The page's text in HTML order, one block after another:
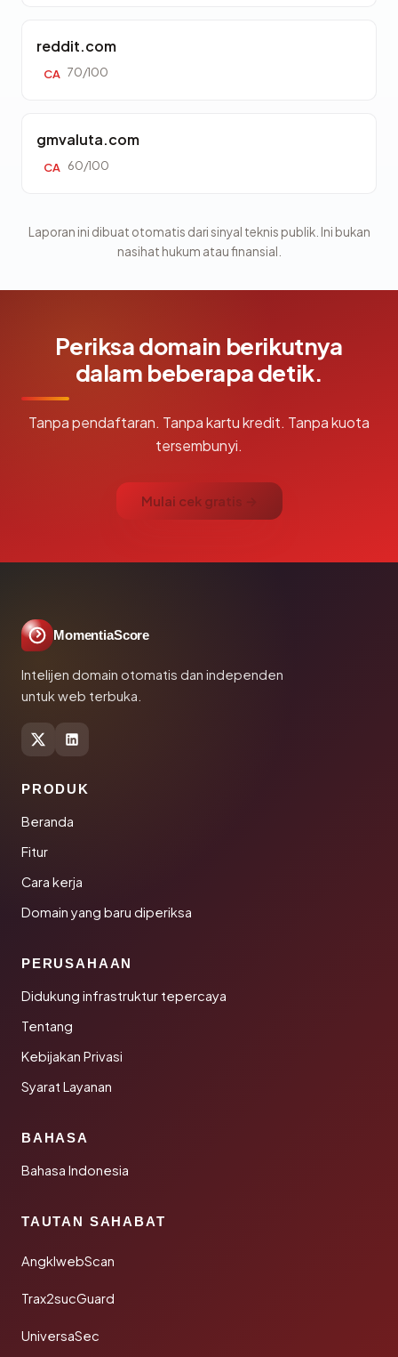
reddit.com
CA 70/100
gmvaluta.com
CA 60/100
Laporan ini dibuat otomatis dari sinyal teknis publik. Ini bukan
nasihat hukum atau finansial.
Periksa domain berikutnya
dalam beberapa detik.
Tanpa pendaftaran. Tanpa kartu kredit. Tanpa kuota
tersembunyi.
Mulai cek gratis →
MomentiaScore
Intelijen domain otomatis dan independen
untuk web terbuka.
PRODUK
Beranda
Fitur
Cara kerja
Domain yang baru diperiksa
PERUSAHAAN
Didukung infrastruktur tepercaya
Tentang
Kebijakan Privasi
Syarat Layanan
BAHASA
Bahasa Indonesia
TAUTAN SAHABAT
AngklwebScan
Trax2sucGuard
UniversaSec